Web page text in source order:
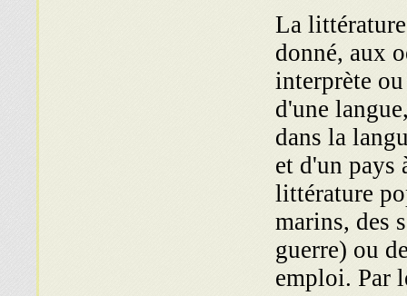
La
donné, aux
interprète
d'une
dans la
et d'un pays
littérature
marins, des
guerre) ou
emploi. Par